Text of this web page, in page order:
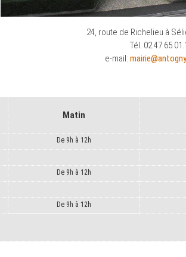
24, route de Richelieu à
Tél.
e-mail:
Matin
De 9h à 12h
De 9h à 12h
De 9h à 12h